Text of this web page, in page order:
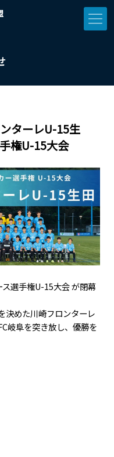
ターレU-15生
権U-15大会
選手権U-15大会 が閉幕
決めた川崎フロンターレ
岐阜を突き放し、優勝を